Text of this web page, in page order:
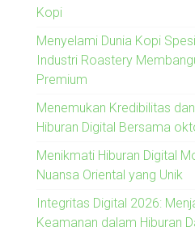
Kopi
Menyelami Dunia Kopi
Industri Roastery
Premium
Menemukan Kredibilitas
Hiburan Digital Bersama
Menikmati Hiburan Digital
Nuansa Oriental yang Unik
Integritas Digital 2026:
Keamanan dalam Hiburan